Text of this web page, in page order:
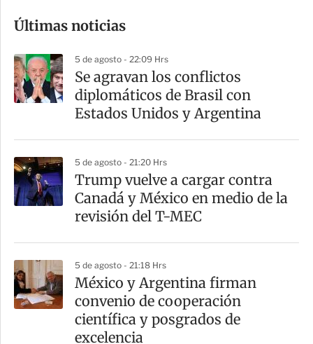
m
a
r
t
Últimas noticias
5 de agosto - 22:09 Hrs
Se agravan los conflictos
diplomáticos de Brasil con
Estados Unidos y Argentina
5 de agosto - 21:20 Hrs
Trump vuelve a cargar contra
Canadá y México en medio de la
revisión del T-MEC
5 de agosto - 21:18 Hrs
México y Argentina firman
convenio de cooperación
científica y posgrados de
excelencia